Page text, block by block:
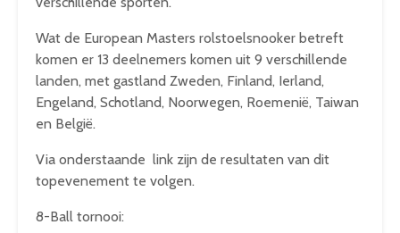
Wat de European Masters rolstoelsnooker betreft
komen er 13 deelnemers komen uit 9 verschillende
landen, met gastland Zweden, Finland, Ierland,
Engeland, Schotland, Noorwegen, Roemenië, Taiwan
en België.
Via onderstaande link zijn de resultaten van dit
topevenement te volgen.
8-Ball tornooi: